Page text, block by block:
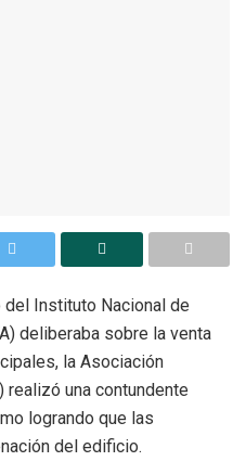
Instituto Nacional de
deliberaba sobre la venta
la Asociación
realizó una contundente
logrando que las
del edificio.